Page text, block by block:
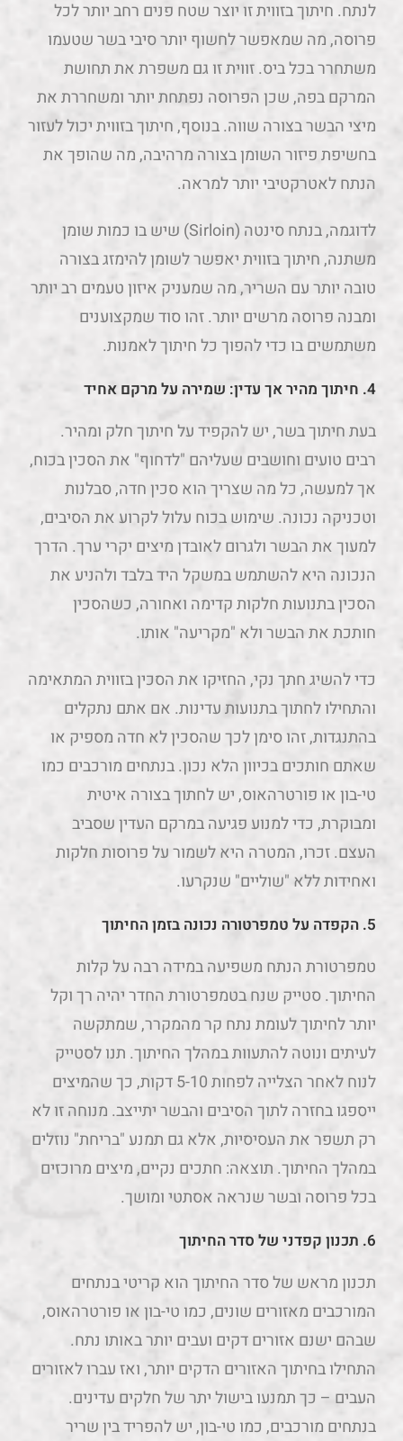
לנתח. חיתוך בזווית זו יוצר שטח פנים רחב יותר לכל
פרוסה, מה שמאפשר לחשוף יותר סיבי בשר שטעמו
משתחרר בכל ביס. זווית זו גם משפרת את תחושת
המרקם בפה, שכן הפרוסה נפתחת יותר ומשחררת את
מיצי הבשר בצורה שווה. בנוסף, חיתוך בזווית יכול לעזור
בחשיפת פיזור השומן בצורה מרהיבה, מה שהופך את
הנתח לאטרקטיבי יותר למראה.
לדוגמה, בנתח סינטה (Sirloin) שיש בו כמות שומן
משתנה, חיתוך בזווית יאפשר לשומן להימזג בצורה
טובה יותר עם השריר, מה שמעניק איזון טעמים רב יותר
ומבנה פרוסה מרשים יותר. זהו סוד שמקצוענים
משתמשים בו כדי להפוך כל חיתוך לאמנות.
4. חיתוך מהיר אך עדין: שמירה על מרקם אחיד
בעת חיתוך בשר, יש להקפיד על חיתוך חלק ומהיר.
רבים טועים וחושבים שעליהם "לדחוף" את הסכין בכוח,
אך למעשה, כל מה שצריך הוא סכין חדה, סבלנות
וטכניקה נכונה. שימוש בכוח עלול לקרוע את הסיבים,
למעוך את הבשר ולגרום לאובדן מיצים יקרי ערך. הדרך
הנכונה היא להשתמש במשקל היד בלבד ולהניע את
הסכין בתנועות חלקות קדימה ואחורה, כשהסכין
חותכת את הבשר ולא "מקריעה" אותו.
כדי להשיג חתך נקי, החזיקו את הסכין בזווית המתאימה
והתחילו לחתוך בתנועות עדינות. אם אתם נתקלים
בהתנגדות, זהו סימן לכך שהסכין לא חדה מספיק או
שאתם חותכים בכיוון הלא נכון. בנתחים מורכבים כמו
טי-בון או פורטרהאוס, יש לחתוך בצורה איטית
ומבוקרת, כדי למנוע פגיעה במרקם העדין שסביב
העצם. זכרו, המטרה היא לשמור על פרוסות חלקות
ואחידות ללא "שוליים" שנקרעו.
5. הקפדה על טמפרטורה נכונה בזמן החיתוך
טמפרטורת הנתח משפיעה במידה רבה על קלות
החיתוך. סטייק שנח בטמפרטורת החדר יהיה רך וקל
יותר לחיתוך לעומת נתח קר מהמקרר, שמתקשה
לעיתים ונוטה להתעוות במהלך החיתוך. תנו לסטייק
לנוח לאחר הצלייה לפחות 5-10 דקות, כך שהמיצים
ייספגו בחזרה לתוך הסיבים והבשר יתייצב. מנוחה זו לא
רק תשפר את העסיסיות, אלא גם תמנע "בריחת" נוזלים
במהלך החיתוך. תוצאה: חתכים נקיים, מיצים מרוכזים
בכל פרוסה ובשר שנראה אסתטי ומושך.
6. תכנון קפדני של סדר החיתוך
תכנון מראש של סדר החיתוך הוא קריטי בנתחים
המורכבים מאזורים שונים, כמו טי-בון או פורטרהאוס,
שבהם ישנם אזורים דקים ועבים יותר באותו נתח.
התחילו בחיתוך האזורים הדקים יותר, ואז עברו לאזורים
העבים – כך תמנעו בישול יתר של חלקים עדינים.
בנתחים מורכבים, כמו טי-בון, יש להפריד בין שריר